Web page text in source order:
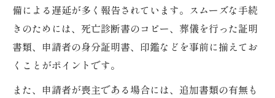
備による遅延が多く報告されています。スムーズな手続
きのためには、死亡診断書のコピー、葬儀を行った証明
書類、申請者の身分証明書、印鑑などを事前に揃えてお
くことがポイントです。
また、申請者が喪主である場合には、追加書類の有無も